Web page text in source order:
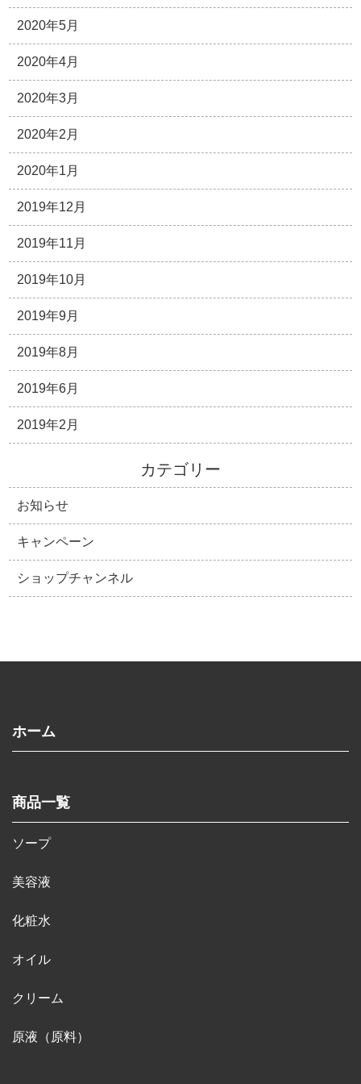
2020年5月
2020年4月
2020年3月
2020年2月
2020年1月
2019年12月
2019年11月
2019年10月
2019年9月
2019年8月
2019年6月
2019年2月
カテゴリー
お知らせ
キャンペーン
ショップチャンネル
ホーム
商品一覧
ソープ
美容液
化粧水
オイル
クリーム
原液（原料）